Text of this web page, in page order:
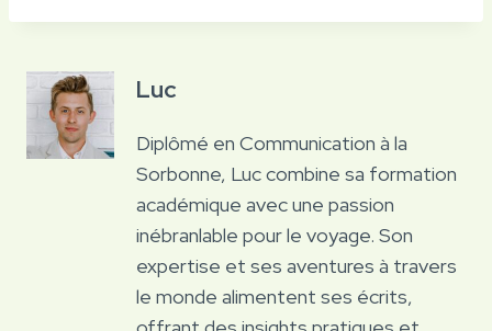
Luc
Diplômé en Communication à la
Sorbonne, Luc combine sa formation
académique avec une passion
inébranlable pour le voyage. Son
expertise et ses aventures à travers
le monde alimentent ses écrits,